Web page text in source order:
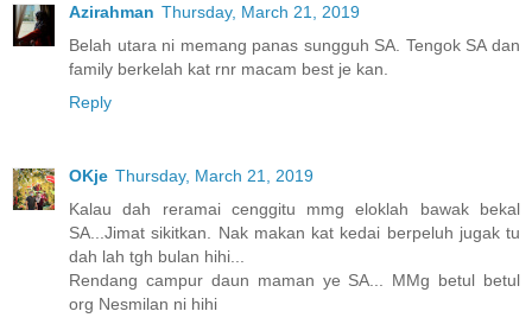
Azirahman Thursday, March 21, 2019
Belah utara ni memang panas sungguh SA. Tengok SA dan
family berkelah kat rnr macam best je kan.
Reply
OKje Thursday, March 21, 2019
Kalau dah reramai cenggitu mmg eloklah bawak bekal
SA...Jimat sikitkan. Nak makan kat kedai berpeluh jugak tu
dah lah tgh bulan hihi...
Rendang campur daun maman ye SA... MMg betul betul
org Nesmilan ni hihi